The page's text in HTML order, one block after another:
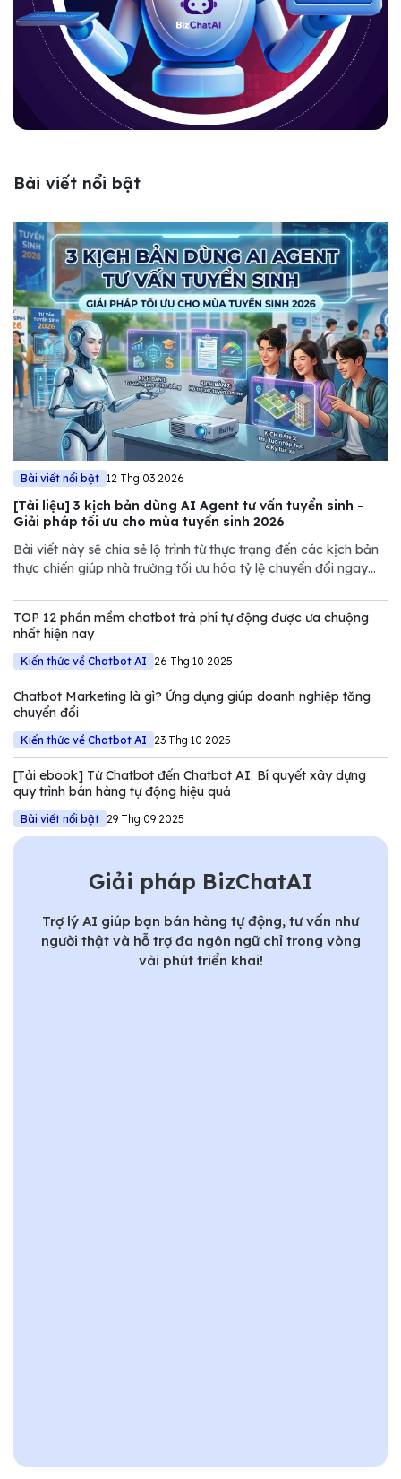
Bài viết nổi bật
Bài viết nổi bật 12 Thg 03 2026
[Tài liệu] 3 kịch bản dùng AI Agent tư vấn tuyển sinh -
Giải pháp tối ưu cho mùa tuyển sinh 2026
Bài viết này sẽ chia sẻ lộ trình từ thực trạng đến các kịch bản
thực chiến giúp nhà trường tối ưu hóa tỷ lệ chuyển đổi ngay
TOP 12 phần mềm chatbot trả phí tự động được ưa chuộng
nhất hiện nay
Kiến thức về Chatbot AI 26 Thg 10 2025
Chatbot Marketing là gì? Ứng dụng giúp doanh nghiệp tăng
chuyển đổi
Kiến thức về Chatbot AI 23 Thg 10 2025
[Tải ebook] Từ Chatbot đến Chatbot AI: Bí quyết xây dựng
quy trình bán hàng tự động hiệu quả
Bài viết nổi bật 29 Thg 09 2025
Giải pháp BizChatAI
Trợ lý AI giúp bạn bán hàng tự động, tư vấn như
người thật và hỗ trợ đa ngôn ngữ chỉ trong vòng
vài phút triển khai!